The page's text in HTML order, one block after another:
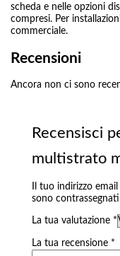
scheda e nelle opzioni
compresi. Per
commerciale.
Recensioni
Ancora non ci sono
Recensisci
multistrato
Il tuo indirizzo
sono contrassegnati
La tua valutazione *
La tua recensione *